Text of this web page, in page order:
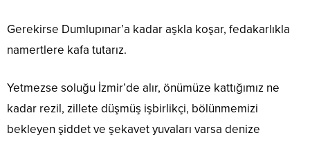
Gerekirse Dumlupınar’a kadar aşkla koşar, fedakarlıkla
namertlere kafa tutarız.
Yetmezse soluğu İzmir’de alır, önümüze kattığımız ne
kadar rezil, zillete düşmüş işbirlikçi, bölünmemizi
bekleyen şiddet ve şekavet yuvaları varsa denize